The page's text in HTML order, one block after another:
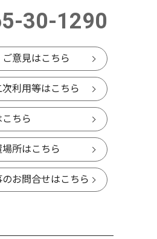
30-1290
意見はこちら
利用等はこちら
ちら
所はこちら
お問合せはこちら